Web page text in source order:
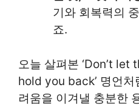
기와 회복력의
죠.
오늘 살펴본 ‘Don’t
hold you back’ 명언처
려움을 이겨낼 충분한